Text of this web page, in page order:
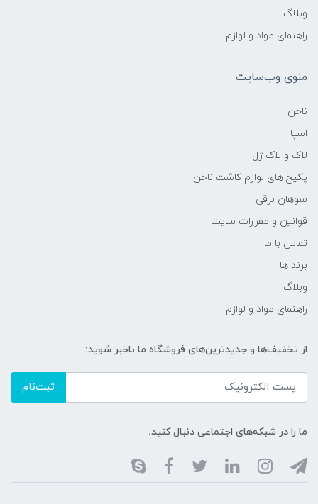
وبلاگ
راهنمای مواد و لوازم
منوی وب‌سایت
ناخن
اسپا
لاک و لاک ژل
پکیج های لوازم کاشت ناخن
سوهان برقی
قوانین و مقررات سایت
تماس با ما
برند ها
وبلاگ
راهنمای مواد و لوازم
از تخفیف‌ها و جدیدترین‌های فروشگاه ما باخبر شوید:
ثبت‌نام
ما را در شبکه‌های اجتماعی دنبال کنید: